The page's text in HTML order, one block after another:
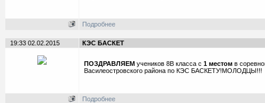
Подробнее
19:33 02.02.2015 КЭС БАСКЕТ
ПОЗДРАВЛЯЕМучеников 8В класса с 1 местомв
Василеостровского района по КЭС БАСКЕТУ!МОЛОДЦЫ!!!
Подробнее